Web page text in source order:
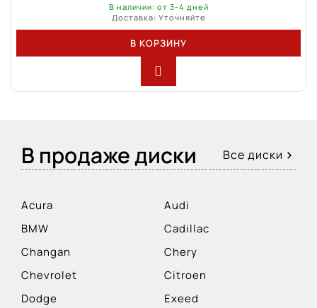
В наличии: от 3-4 дней
Доставка: Уточняйте
В КОРЗИНУ
В продаже диски Все диски
Acura
Audi
BMW
Cadillac
Changan
Chery
Chevrolet
Citroen
Dodge
Exeed